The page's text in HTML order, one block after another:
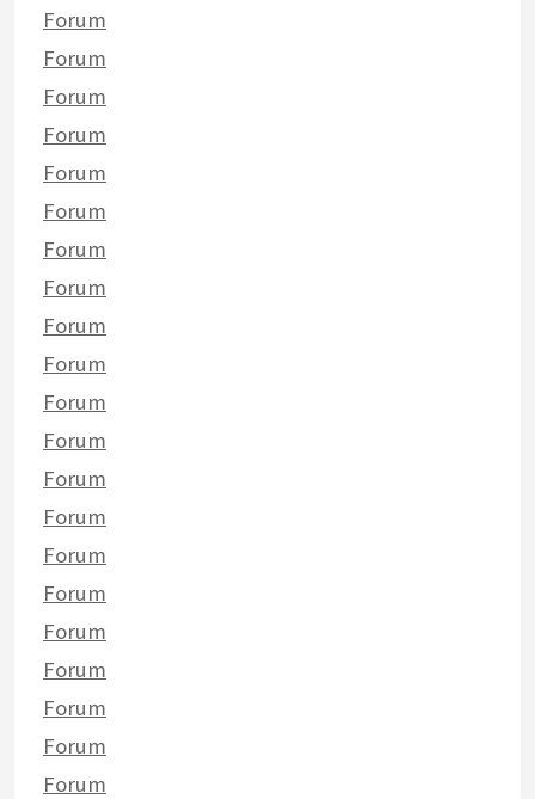
Forum
Forum
Forum
Forum
Forum
Forum
Forum
Forum
Forum
Forum
Forum
Forum
Forum
Forum
Forum
Forum
Forum
Forum
Forum
Forum
Forum